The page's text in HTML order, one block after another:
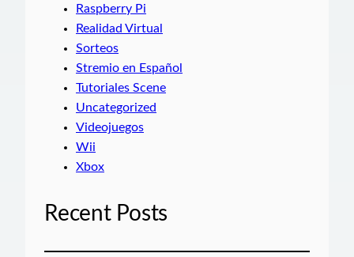
Raspberry Pi
Realidad Virtual
Sorteos
Stremio en Español
Tutoriales Scene
Uncategorized
Videojuegos
Wii
Xbox
Recent Posts